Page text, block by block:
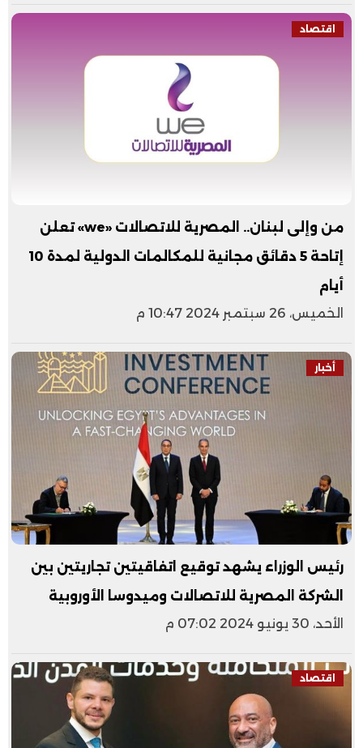
اقتصاد
من وإلى لبنان.. المصرية للاتصالات «we» تعلن
إتاحة 5 دقائق مجانية للمكالمات الدولية لمدة 10
أيام
الخميس، 26 سبتمبر 2024 10:47 م
أخبار
رئيس الوزراء يشهد توقيع اتفاقيتين تجاريتين بين
الشركة المصرية للاتصالات وميدوسا الأوروبية
الأحد، 30 يونيو 2024 07:02 م
اقتصاد